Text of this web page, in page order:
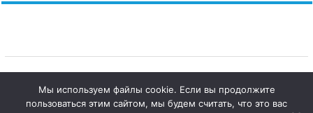
Copyright © Все права защищены.
Мы используем файлы cookie. Если вы продолжите
пользоваться этим сайтом, мы будем считать, что это вас
1